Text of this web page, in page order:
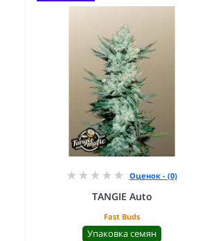
Оценок - (0)
TANGIE Auto
Fast Buds
Упаковка семян